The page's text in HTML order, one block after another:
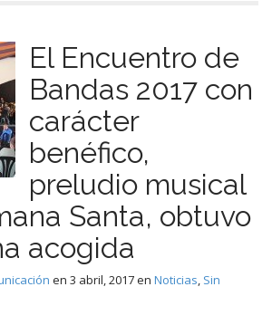
El Encuentro de
Bandas 2017 con
carácter
benéfico,
preludio musical
Santa, obtuvo
acogida
en 3 abril, 2017en Noticias, Sin